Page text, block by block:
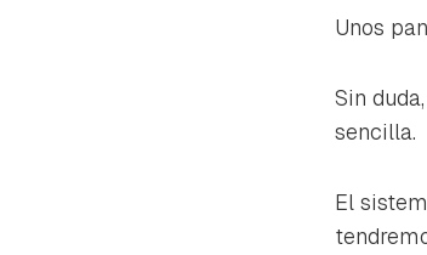
Unos
Sin
sencilla.
El